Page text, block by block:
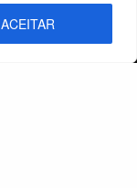
ACEITAR